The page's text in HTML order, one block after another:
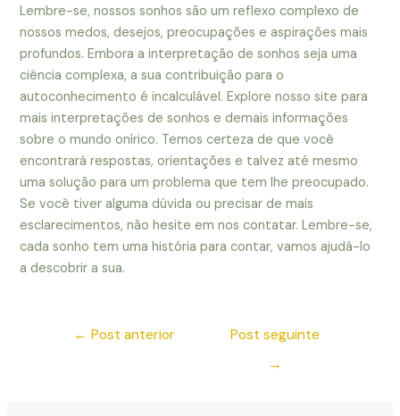
Lembre-se, nossos sonhos são um reflexo complexo de
nossos medos, desejos, preocupações e aspirações mais
profundos. Embora a interpretação de sonhos seja uma
ciência complexa, a sua contribuição para o
autoconhecimento é incalculável. Explore nosso site para
mais interpretações de sonhos e demais informações
sobre o mundo onírico. Temos certeza de que você
encontrará respostas, orientações e talvez até mesmo
uma solução para um problema que tem lhe preocupado.
Se você tiver alguma dúvida ou precisar de mais
esclarecimentos, não hesite em nos contatar. Lembre-se,
cada sonho tem uma história para contar, vamos ajudá-lo
a descobrir a sua.
← Post anterior
Post seguinte
→